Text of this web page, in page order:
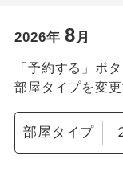
2026年 8月
「予約する」ボ
部屋タイプを変
部屋タイプ